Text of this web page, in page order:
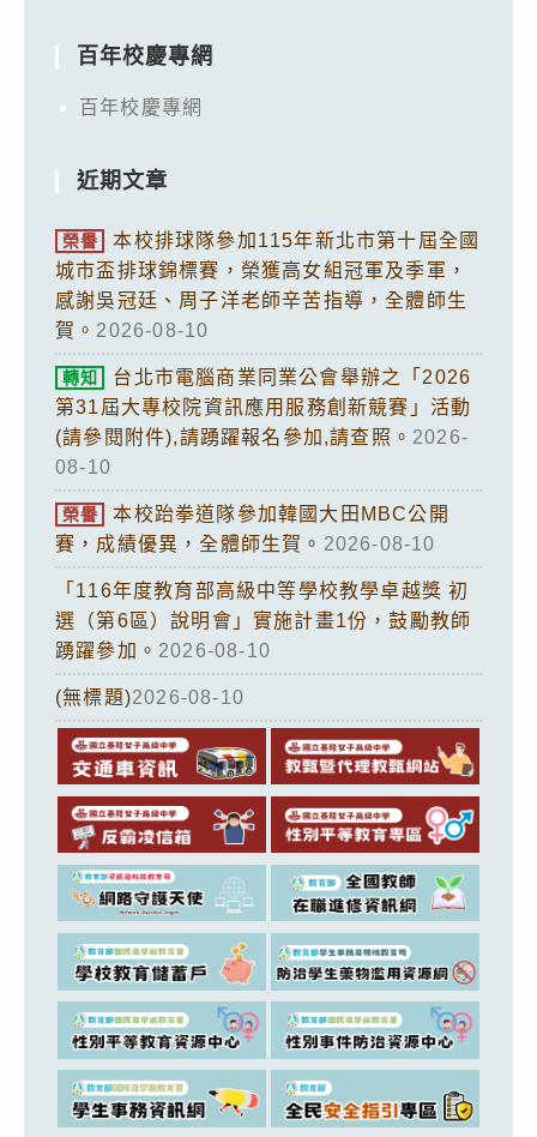
百年校慶專網
百年校慶專網
近期文章
榮譽
本校排球隊參加115年新北市第十屆全國
城市盃排球錦標賽，榮獲高女組冠軍及季軍，
感謝吳冠廷、周子洋老師辛苦指導，全體師生
賀。 2026-08-10
轉知
台北市電腦商業同業公會舉辦之「2026
第31屆大專校院資訊應用服務創新競賽」活動
(請參閱附件),請踴躍報名參加,請查照。 2026-
08-10
榮譽
本校跆拳道隊參加韓國大田MBC公開
賽，成績優異，全體師生賀。 2026-08-10
「116年度教育部高級中等學校教學卓越獎 初
選（第6區）說明會」實施計畫1份，鼓勵教師
踴躍參加。 2026-08-10
(無標題)2026-08-10